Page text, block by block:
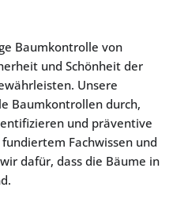
Baumkontrolle von
und Schönheit der
Unsere
Baumkontrollen durch,
und präventive
Fachwissen und
dafür, dass die Bäume in